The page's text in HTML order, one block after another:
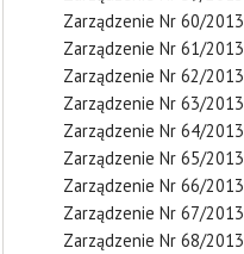
Zarządzenie Nr 60/2013
Zarządzenie Nr 61/2013
Zarządzenie Nr 62/2013
Zarządzenie Nr 63/2013
Zarządzenie Nr 64/2013
Zarządzenie Nr 65/2013
Zarządzenie Nr 66/2013
Zarządzenie Nr 67/2013
Zarządzenie Nr 68/2013